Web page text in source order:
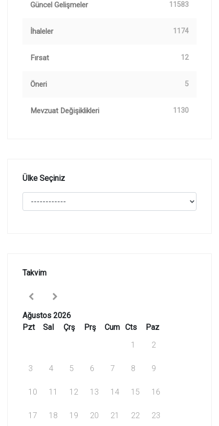
Güncel Gelişmeler 11583
İhaleler 1174
Fırsat 12
Öneri 5
Mevzuat Değişiklikleri 1130
Ülke Seçiniz
Takvim
Ağustos 2026
Pzt
Sal Çrş Prş Cum Cts
Paz
1
2
3 4 5 6 7 8 9
10 11 12 13 14 15 16
17 18 19 20 21 22 23